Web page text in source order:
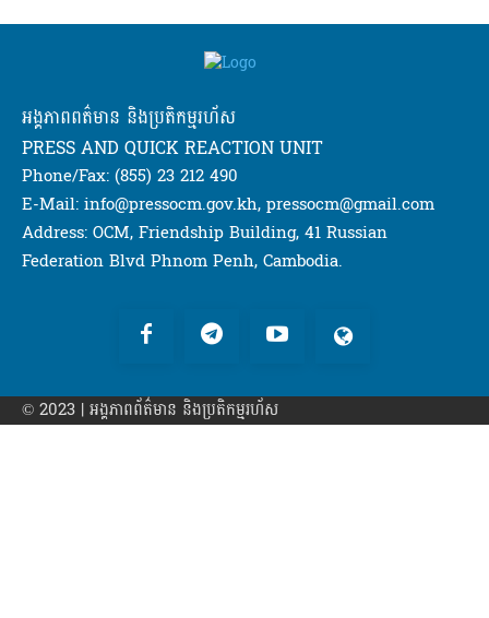
អង្គភាពពត៌មាន និងប្រតិកម្មរហ័ស
PRESS AND QUICK REACTION UNIT
Phone/Fax: (855) 23 212 490
E-Mail: info@pressocm.gov.kh, pressocm@gmail.com
Address: OCM, Friendship Building, 41 Russian
Federation Blvd Phnom Penh, Cambodia.
© 2023 | អង្គភាព​ព័ត៌មាន​ និងប្រតិកម្មរហ័ស